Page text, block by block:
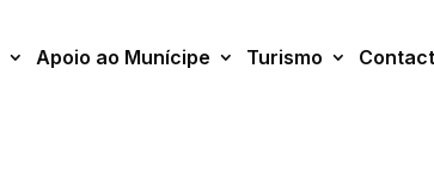
Apoio ao Munícipe Turismo